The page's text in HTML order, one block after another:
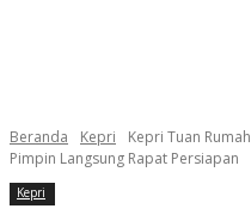
Beranda Kepri
Kepri Tuan
Pimpin Langsung Rapat Persiapan
Kepri